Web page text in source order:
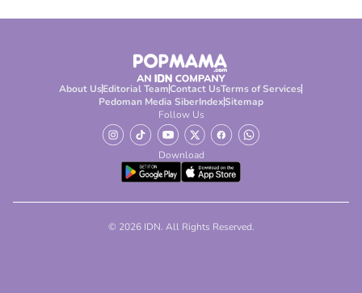
About UsEditorial TeamContact UsTerms of Services
Pedoman Media SiberIndexSitemap
Follow Us
Download
© 2026 IDN. All Rights Reserved.